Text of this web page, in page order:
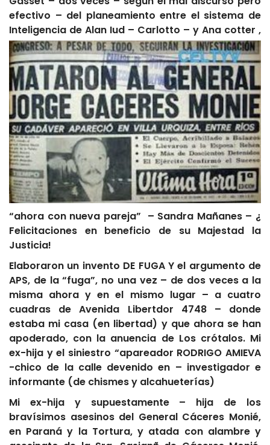
efectivo – del planeamiento entre el sistema de
Inteligencia de Alan Iud – Carlotto – y Ana cotter ,
“ahora con nueva pareja” – Sandra Mañanes – ¿
Felicitaciones en beneficio de su Majestad la
Justicia!
Elaboraron un invento DE FUGA Y el argumento de
APS, de la “fuga”, no una vez – de dos veces a la
misma ahora y en el mismo lugar – a cuatro
cuadras de Avenida Libertdor 4748 – donde
estaba mi casa (en libertad) y que ahora se han
apoderado, con la anuencia de Los crótalos. Mi
ex-hija y el siniestro “apareador RODRIGO AMIEVA
-chico de la calle devenido en – investigador e
informante (de chismes y alcahueterías)
Mi ex-hija y supuestamente – hija de los
bravísimos asesinos del General Cáceres Monié,
en Paraná y la Tortura, y atada con alambre y